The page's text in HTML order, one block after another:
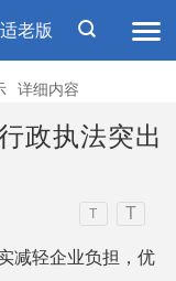
适老版
详细内容
政执法突出
T T
轻企业负担，优